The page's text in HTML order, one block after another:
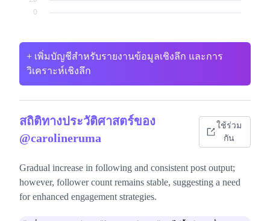
+ เพิ่มบัญชีสำหรับรายงานข้อมูลเชิงลึก และการ
วิเคราะห์เชิงลึก
สถิติทางประวัติศาสตร์ของ
@carolineruma
ใช้ร่วม
กัน
Gradual increase in following and consistent post output;
however, follower count remains stable, suggesting a need
for enhanced engagement strategies.